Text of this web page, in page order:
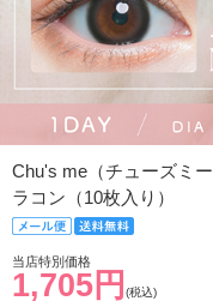
Chu's me（チューズミ
ラコン（10枚入り）
当店特別価格
1,705円 (税込)